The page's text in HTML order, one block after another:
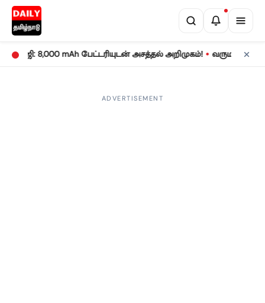
5ஜி: 8,000 mAh பேட்டரியுடன் அசத்தல் அறிமுகம்! • வருமான
ADVERTISEMENT